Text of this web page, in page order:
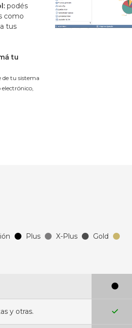
podés
como
tus
tu
de tu sistema
Plus X-Plus Gold
y otras.